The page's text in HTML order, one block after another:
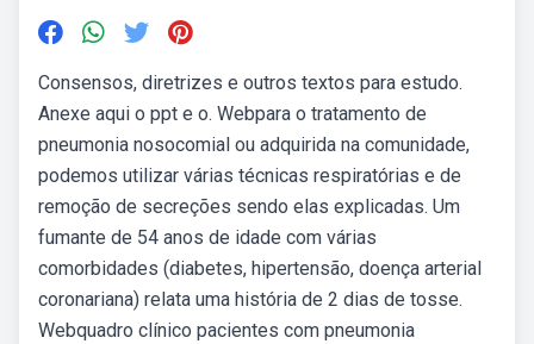
Consensos, diretrizes e outros textos para estudo.
Anexe aqui o ppt e o. Webpara o tratamento de
pneumonia nosocomial ou adquirida na comunidade,
podemos utilizar várias técnicas respiratórias e de
remoção de secreções sendo elas explicadas. Um
fumante de 54 anos de idade com várias
comorbidades (diabetes, hipertensão, doença arterial
coronariana) relata uma história de 2 dias de tosse.
Webquadro clínico pacientes com pneumonia